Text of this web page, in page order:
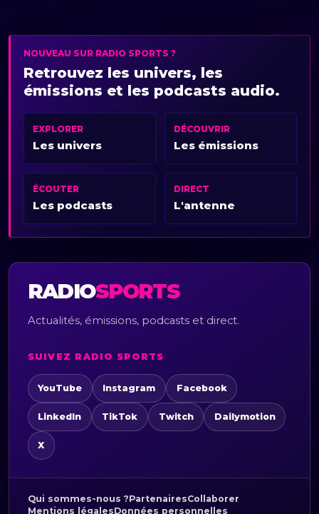
NOUVEAU SUR RADIO SPORTS ?
Retrouvez les univers, les
émissions et les podcasts audio.
EXPLORER
Les univers
DÉCOUVRIR
Les émissions
ÉCOUTER
Les podcasts
DIRECT
L'antenne
RADIOSPORTS
Actualités, émissions, podcasts et direct.
SUIVEZ RADIO SPORTS
YouTube Instagram Facebook
LinkedIn TikTok Twitch Dailymotion
X
Qui sommes-nous ?PartenairesCollaborer
Mentions légalesDonnées personnelles